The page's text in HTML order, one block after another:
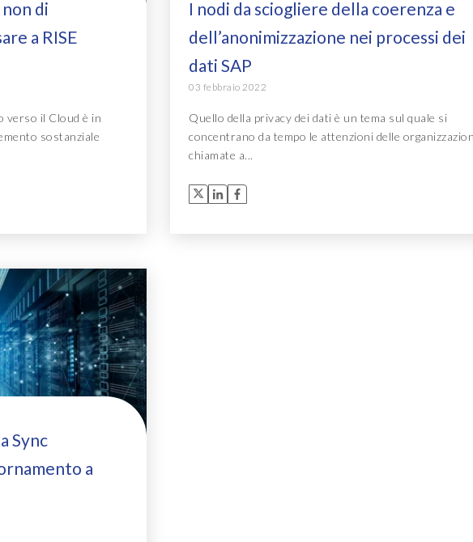
di
a RISE
verso il Cloud è in
sostanziale
I nodi da sciogliere della coerenza e
dell’anonimizzazione nei processi dei
dati SAP
03 febbraio 2022
Quello della privacy dei dati è un tema sul quale si
concentrano da tempo le attenzioni delle
chiamate a...
Sync
a